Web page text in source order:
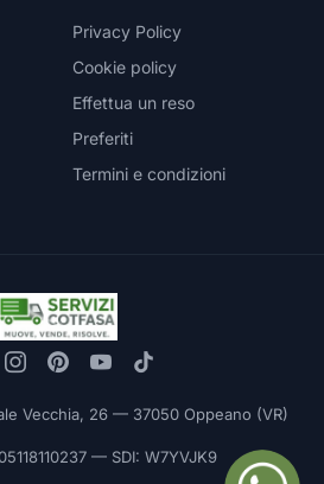
Privacy Policy
Cookie policy
Effettua un reso
Preferiti
Termini e condizioni
Vecchia, 26 — 37050 Oppeano (VR)
— SDI: W7YVJK9